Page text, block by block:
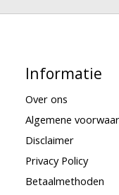
Informatie
Over ons
Algemene
Disclaimer
Privacy Policy
Betaalmethoden